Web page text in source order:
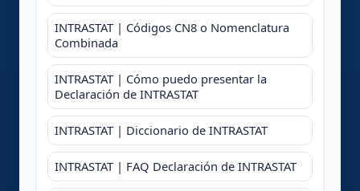
INTRASTAT | Códigos CN8 o Nomenclatura
Combinada
INTRASTAT | Cómo puedo presentar la
Declaración de INTRASTAT
INTRASTAT | Diccionario de INTRASTAT
INTRASTAT | FAQ Declaración de INTRASTAT